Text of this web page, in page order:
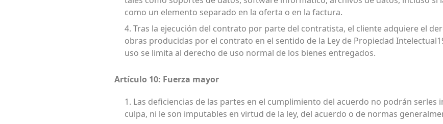
como un elemento separado en la oferta o en la factura.
4. Tras la ejecución del contrato por parte del contratista, el cliente adquiere el
obras producidas por el contrato en el sentido de la Ley de Propiedad
uso se limita al derecho de uso normal de los bienes entregados.
Artículo 10: Fuerza mayor
1. Las deficiencias de las partes en el cumplimiento del acuerdo no podrán serles
culpa, ni le son imputables en virtud de la ley, del acuerdo o de normas